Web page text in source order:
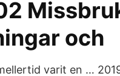
och
varit en …